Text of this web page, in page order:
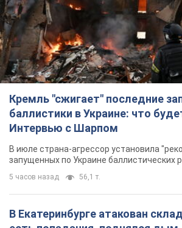
5 часов назад 56,1 т.
В Екатеринбурге атакован
есть попадания, поднялся
Россиянам не помогла даже работа ПВО
4 часа назад
"Замечательный отец": в сети
мужчине, которого Россия
Броварам. Фото
Мужчину вспоминают как профессионала
2 часа назад 2,0 т.